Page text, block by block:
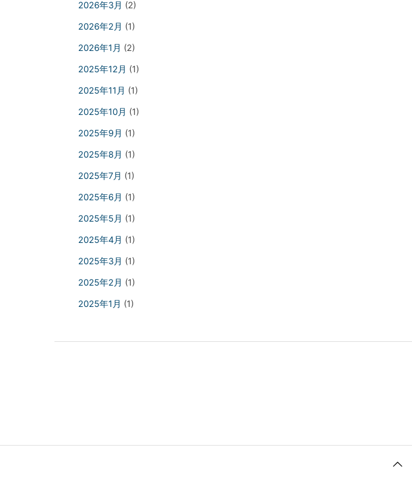
2026年3月 (2)
2026年2月 (1)
2026年1月 (2)
2025年12月 (1)
2025年11月 (1)
2025年10月 (1)
2025年9月 (1)
2025年8月 (1)
2025年7月 (1)
2025年6月 (1)
2025年5月 (1)
2025年4月 (1)
2025年3月 (1)
2025年2月 (1)
2025年1月 (1)